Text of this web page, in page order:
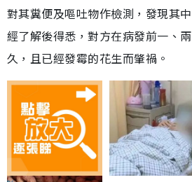
對其糞便及嘔吐物作檢測，發現其
經了解後得悉，對方在病發前一、
久，且已經發霉的花生而肇禍。